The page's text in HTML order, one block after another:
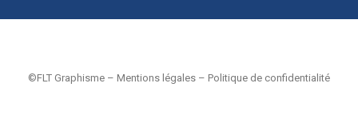
©FLT Graphisme – Mentions légales – Politique de confidentialité